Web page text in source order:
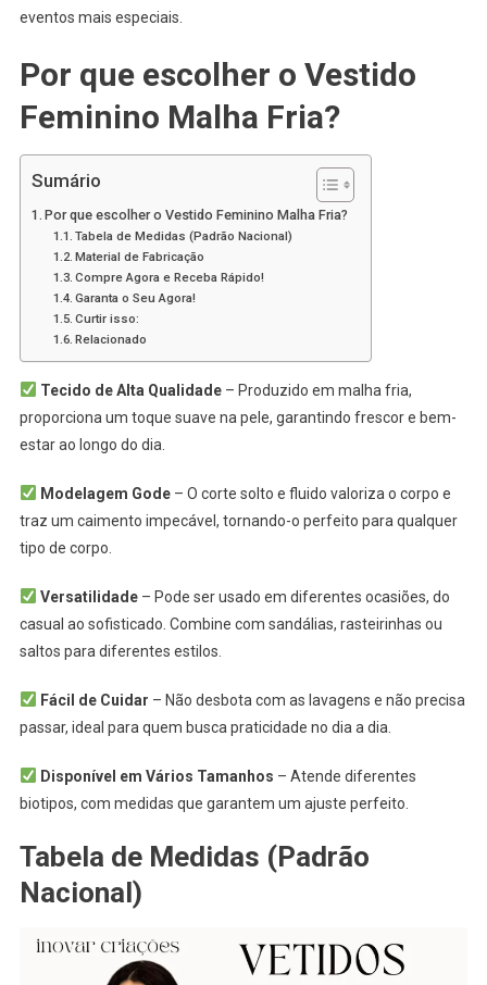
E
Todas
As
eventos mais especiais.
Por que escolher o Vestido
Feminino Malha Fria?
Sumário
Por que escolher o Vestido Feminino Malha Fria?
Tabela de Medidas (Padrão Nacional)
Material de Fabricação
Compre Agora e Receba Rápido!
Garanta o Seu Agora!
Curtir isso:
Relacionado
Tecido de Alta Qualidade– Produzido em malha fria,
proporciona um toque suave na pele, garantindo frescor e bem-
estar ao longo do dia.
Modelagem Gode– O corte solto e fluido valoriza o corpo e
traz um caimento impecável, tornando-o perfeito para qualquer
tipo de corpo.
Versatilidade– Pode ser usado em diferentes ocasiões, do
casual ao sofisticado. Combine com sandálias, rasteirinhas ou
saltos para diferentes estilos.
Fácil de Cuidar – Não desbota com as lavagens e não precisa
passar, ideal para quem busca praticidade no dia a dia.
Disponível em Vários Tamanhos – Atende diferentes
biotipos, com medidas que garantem um ajuste perfeito.
Tabela de Medidas (Padrão
Nacional)